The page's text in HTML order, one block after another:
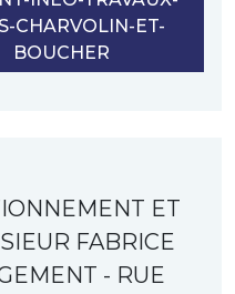
CHARVOLIN-ET-
BOUCHER
ET
FABRICE
- RUE